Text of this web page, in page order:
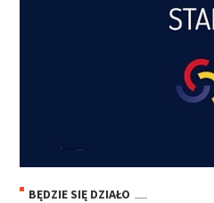
BĘDZIE SIĘ DZIAŁO